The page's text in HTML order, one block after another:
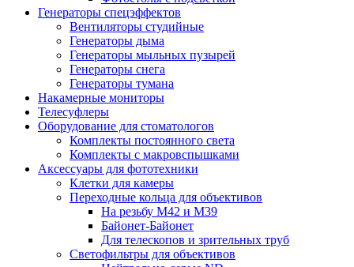
Генераторы спецэффектов
Вентиляторы студийные
Генераторы дыма
Генераторы мыльных пузырей
Генераторы снега
Генераторы тумана
Накамерные мониторы
Телесуфлеры
Оборудование для стоматологов
Комплекты постоянного света
Комплекты с макровспышками
Аксессуары для фототехники
Клетки для камеры
Переходные кольца для объективов
На резьбу М42 и М39
Байонет-Байонет
Для телескопов и зрительных труб
Светофильтры для объективов